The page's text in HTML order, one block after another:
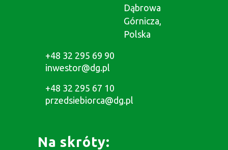
Dąbrowa
Górnicza,
Polska
+48 32 295 69 90
inwestor@dg.pl
+48 32 295 67 10
przedsiebiorca@dg.pl
Na skróty: